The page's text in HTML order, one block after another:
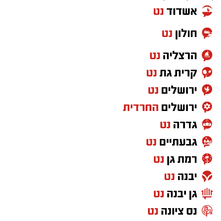
המעמד, שהתקיים ביוזמת 'מעגלים', נערך
בראשות בעל המנגן ר' דודי קאליש, שידוע
ופנימי, כשלצידו ליד השולחן הסיבו, חבושי
שטריימלך, מקהלת "נגינה" המפוארת בליווי הרכב
מוזיקלי מורחב. ואכן, בשעות הבאות נסחפו
המשתתפים על גבי צליליה הענוגים של שבת
קודש, כשהם נהנים וחווים מקרוב את יצירות
המופת ממיטב חצרות החסידות, בהן בעלזא,
ויז'ניץ, פיטסבורג, מודז'יץ ועוד.
בהמשך נשאו דברים המשנה לראש העיר הרב
אפריים וובר, נציג הכלל חסידי בעיריה, הרב יהושע
טננהויז, וכן ח"כ הרב ישראל אייכלר שהגיע במיוחד
לארוע. הדוברים העלו על נס את יוזמות 'מעגלים'
שלראשונה מצליחות לקלוע לטעמן של הציבור